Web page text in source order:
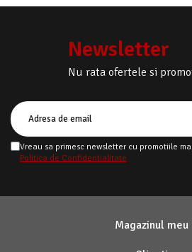
Newsletter
Nu rata ofertele si
Vreau sa primesc newsletter cu promotiile
Politica de Confidentialitate
Magazinul meu